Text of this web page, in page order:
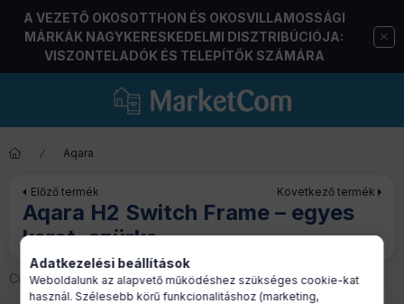
A VEZETŐ OKOSOTTHON ÉS OKOSVILLAMOSSÁGI
MÁRKÁK NAGYKERESKEDELMI DISZTRIBÚCIÓJA:
VISZONTELADÓK ÉS TELEPÍTŐK SZÁMÁRA
Aqara
Előző termék Következő termék
Aqara H2 Switch Frame – egyes
keret, szürke
Cikkszám:AQA-ALK-FRAME1-GR
Adatkezelési beállítások
Weboldalunk az alapvető működéshez szükséges cookie-kat
használ. Szélesebb körű funkcionalitáshoz (marketing,